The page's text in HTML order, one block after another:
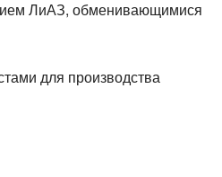
ЛиАЗ, обменивающимися
для производства